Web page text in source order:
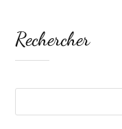
Rechercher